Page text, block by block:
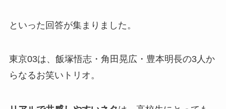
といった回答が集まりました。
東京03は、飯塚悟志・角田晃広・豊本明長の3人か
らなるお笑いトリオ。